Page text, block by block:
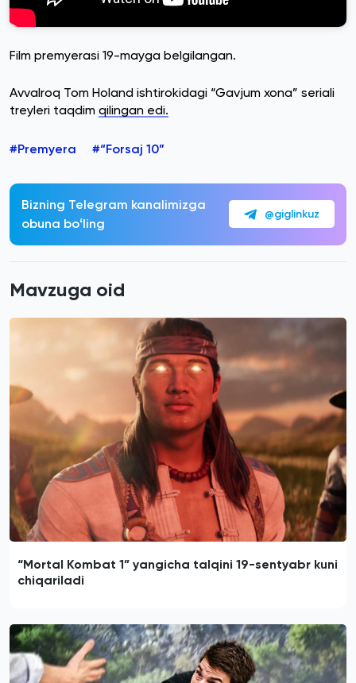
Film premyerasi 19-mayga belgilangan.
Avvalroq Tom Holand ishtirokidagi “Gavjum xona” seriali
treyleri taqdim qilingan edi.
#Premyera #“Forsaj 10”
Bizning Telegram kanalimizga
obuna boʻling
@giglinkuz
Mavzuga oid
“Mortal Kombat 1” yangicha talqini 19-sentyabr kuni
chiqariladi